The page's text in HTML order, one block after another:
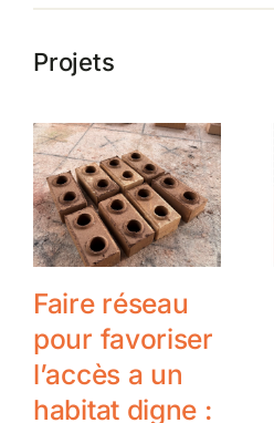
Projets
Faire réseau
pour favoriser
l’accès a un
habitat digne :